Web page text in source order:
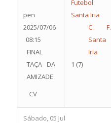
pen
2025/07/06
08:15
FINAL
TAÇA DA
AMIZADE
CV
C. F.
Santa
Iria
1 (7)
Sábado, 05 Jul